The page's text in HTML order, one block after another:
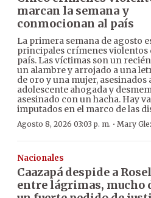
marcan la semana y
conmocionan al país
La primera semana de agosto
principales crímenes
país. Las víctimas son un
un alambre y arrojado a una
de oro y una mujer, asesinados
adolescente ahogada y
asesinado con un hacha. Hay
imputados en el marco de las
Agosto 8, 2026 03:03 p. m. · Mary
Nacionales
Caazapá despide a
entre lágrimas, mucho